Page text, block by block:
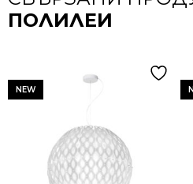
ПОЛИЛЕИ
NEW